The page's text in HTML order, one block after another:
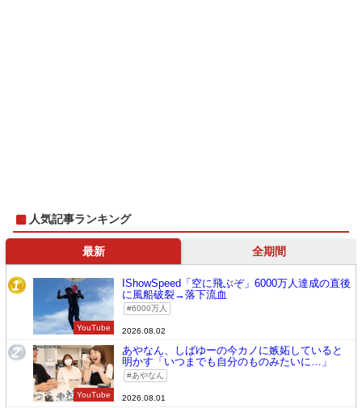
人気記事ランキング
最新 全期間
1
YouTube
IShowSpeed「空に飛ぶぞ」6000万人達成の直後
に風船破裂→落下流血
6000万人
2026.08.02
2
YouTube
あやなん、しばゆーの今カノに嫉妬していると
明かす「いつまでも自分のものみたいに…」
あやなん
2026.08.01